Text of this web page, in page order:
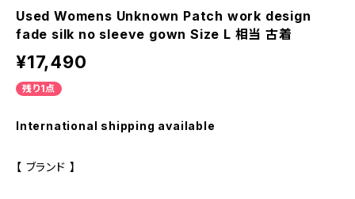
Used Womens Unknown Patch work design
fade silk no sleeve gown Size L 相当 古着
¥17,490
残り1点
International shipping available
【 ブランド 】